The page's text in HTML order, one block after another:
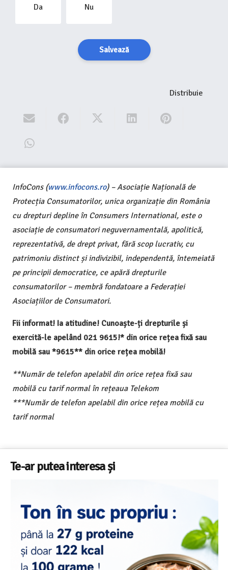
Da Nu
Salvează
Distribuie
InfoCons (www.infocons.ro) – Asociație Națională de
Protecția Consumatorilor, unica organizație din România
cu drepturi depline în Consumers International, este o
asociație de consumatori neguvernamentală, apolitică,
reprezentativă, de drept privat, fără scop lucrativ, cu
patrimoniu distinct și indivizibil, independentă, întemeiată
pe principii democratice, ce apără drepturile
consumatorilor – membră fondatoare a Federației
Asociațiilor de Consumatori.
Fii informat! Ia atitudine! Cunoaște-ți drepturile și
exercită-le apelând 021 9615!* din orice rețea fixă sau
mobilă sau *9615** din orice rețea mobilă!
**Număr de telefon apelabil din orice rețea fixă sau
mobilă cu tarif normal în rețeaua Telekom
***Număr de telefon apelabil din orice rețea mobilă cu
tarif normal
Te-ar putea interesa și